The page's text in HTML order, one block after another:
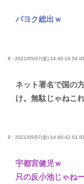
パヨク総出ｗ
8 : 2021/05/07(金) 14:40:16.54
ネット署名で国の
け。無駄じゃねこれ
9 : 2021/05/07(金) 14:40:42.01
宇都宮健児ｗ
只の反小池じゃね